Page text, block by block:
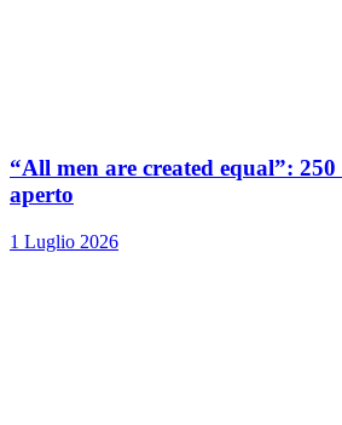
“All men are created equal”:
aperto
1 Luglio 2026